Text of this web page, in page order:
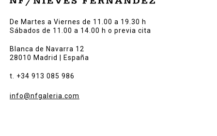
De Martes a Viernes de 11.00 a 19.30 h
Sábados de 11.00 a 14.00 h o previa cita
Blanca de Navarra 12
28010 Madrid | España
t. +34 913 085 986
info@nfgaleria.com